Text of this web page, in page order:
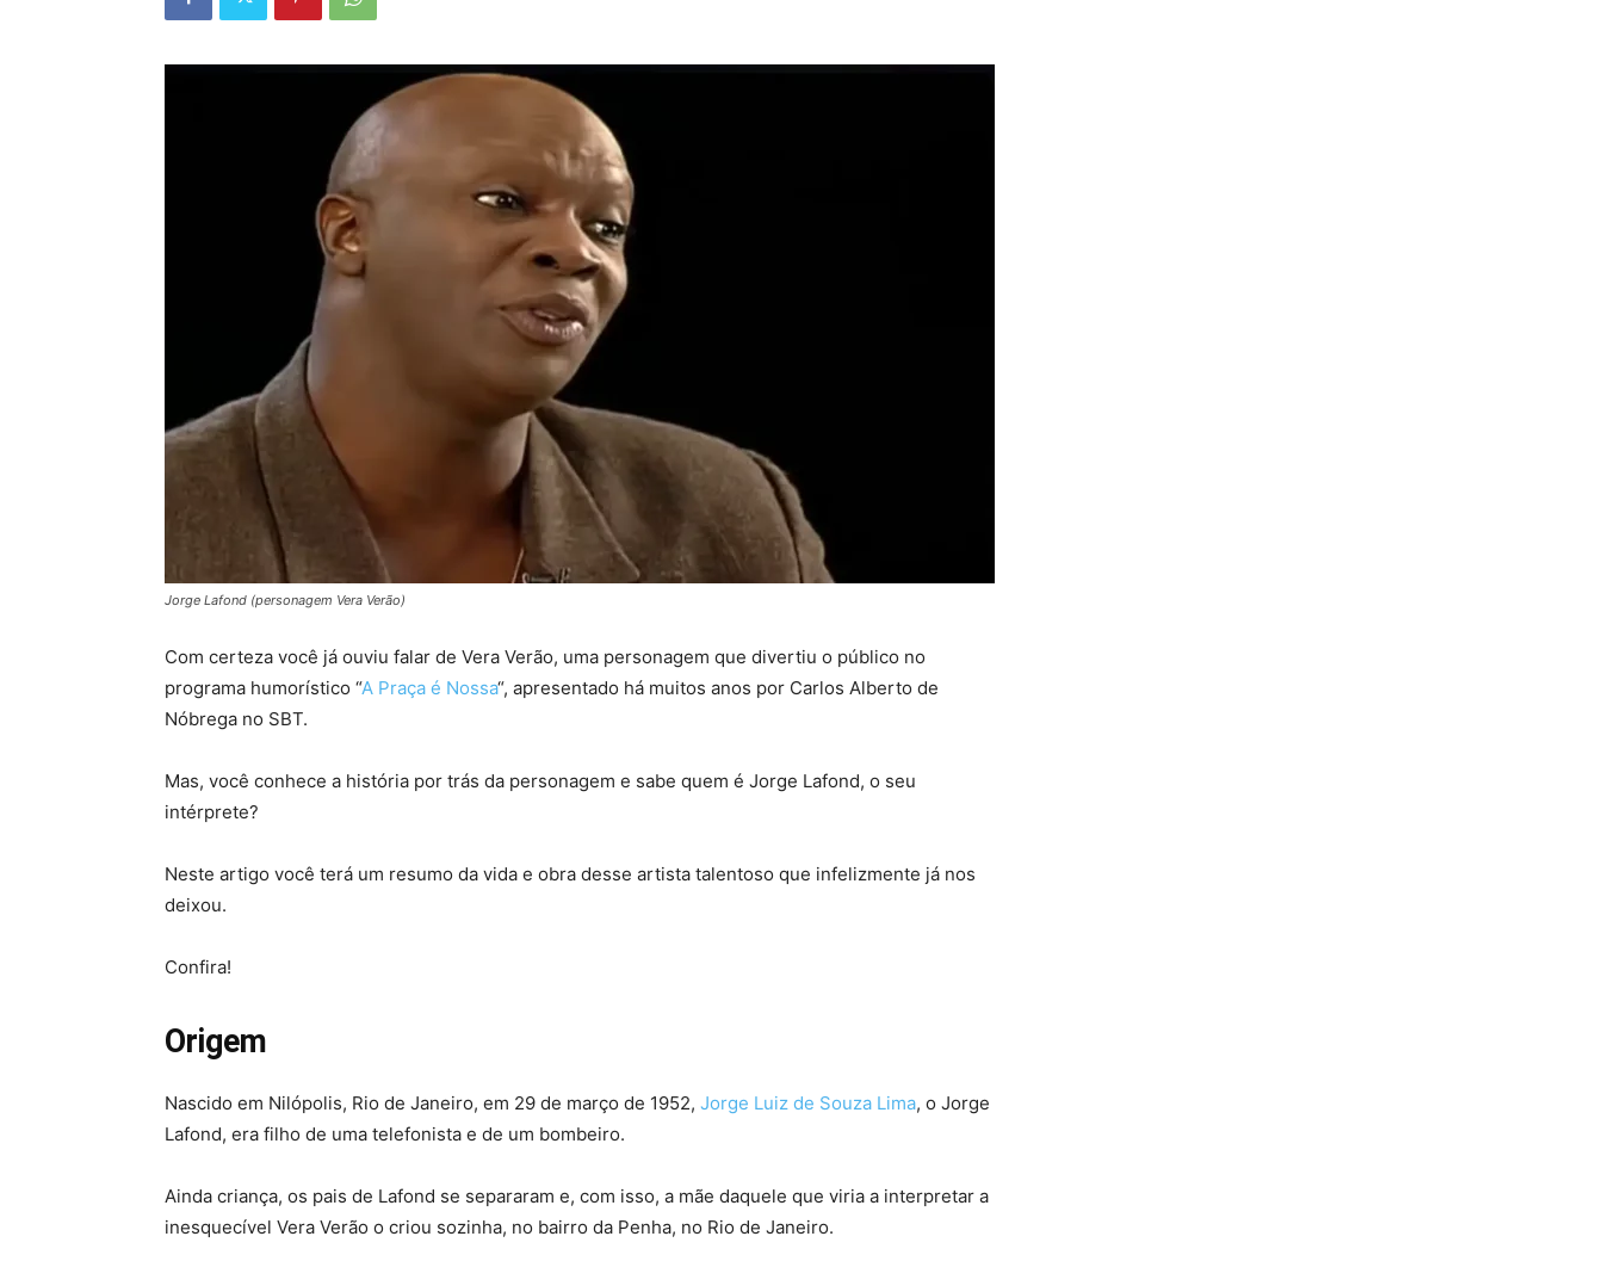
Jorge Lafond (personagem Vera Verão)
Com certeza você já ouviu falar de Vera Verão, uma personagem que divertiu o público no
programa humorístico “A Praça é Nossa“, apresentado há muitos anos por Carlos Alberto de
Nóbrega no SBT.
Mas, você conhece a história por trás da personagem e sabe quem é Jorge Lafond, o seu
intérprete?
Neste artigo você terá um resumo da vida e obra desse artista talentoso que infelizmente já nos
deixou.
Confira!
Origem
Nascido em Nilópolis, Rio de Janeiro, em 29 de março de 1952, Jorge Luiz de Souza Lima, o Jorge
Lafond, era filho de uma telefonista e de um bombeiro.
Ainda criança, os pais de Lafond se separaram e, com isso, a mãe daquele que viria a interpretar a
inesquecível Vera Verão o criou sozinha, no bairro da Penha, no Rio de Janeiro.